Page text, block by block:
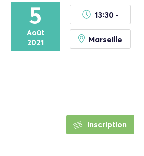
5
Août
2021
13:30 -
Marseille
Inscription